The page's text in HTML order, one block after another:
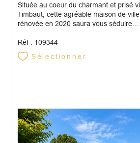
Située au coeur du charmant et prisé
Timbaut, cette agréable maison de
rénovée en 2020 saura vous séduire...
Réf : 109344
Sélectionner